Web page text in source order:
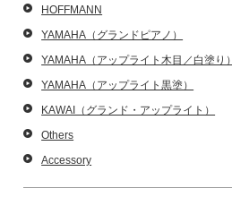
HOFFMANN
YAMAHA（グランドピアノ）
YAMAHA（アップライト木目／白塗り）
YAMAHA（アップライト黒塗）
KAWAI（グランド・アップライト）
Others
Accessory